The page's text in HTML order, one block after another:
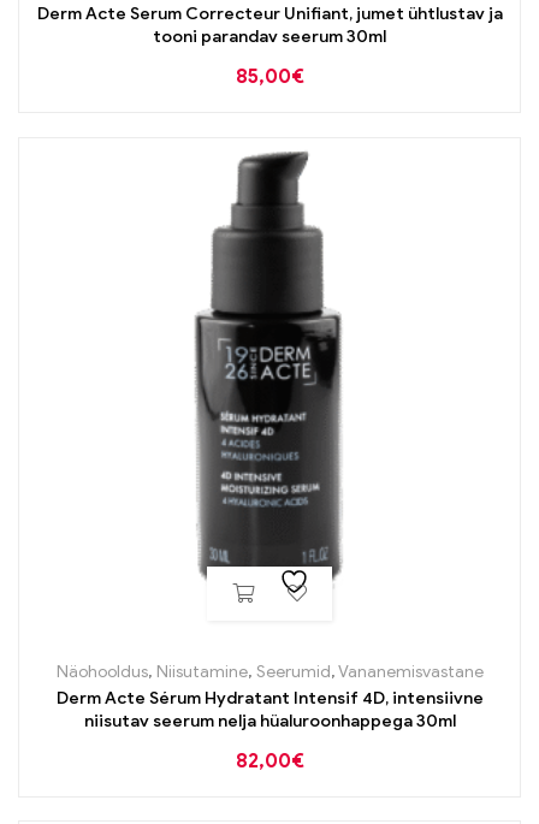
Derm Acte Serum Correcteur Unifiant, jumet ühtlustav ja
tooni parandav seerum 30ml
85,00€
Näohooldus, Niisutamine, Seerumid,Vananemisvastane
Derm Acte Sérum Hydratant Intensif 4D, intensiivne
niisutav seerum nelja hüaluroonhappega 30ml
82,00€